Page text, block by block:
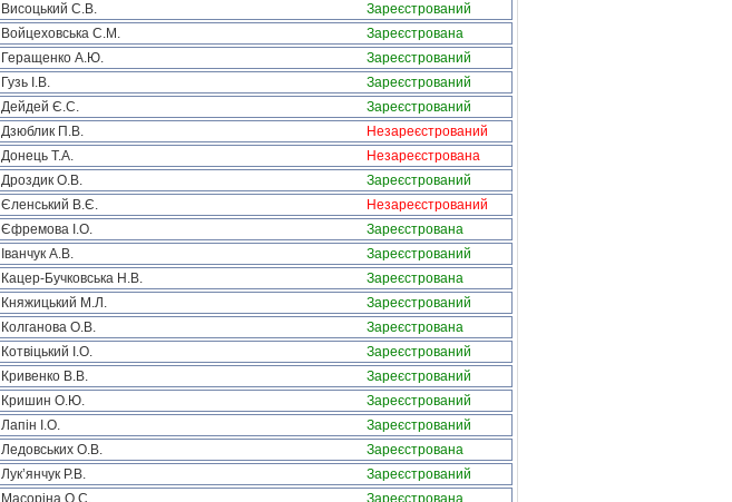
Висоцький С.В.
Зареєстрований
Войцеховська С.М.
Зареєстрована
Геращенко А.Ю.
Зареєстрований
Гузь І.В.
Зареєстрований
Дейдей Є.С.
Зареєстрований
Дзюблик П.В.
Незареєстрований
Донець Т.А.
Незареєстрована
Дроздик О.В.
Зареєстрований
Єленський В.Є.
Незареєстрований
Єфремова І.О.
Зареєстрована
Іванчук А.В.
Зареєстрований
Кацер-Бучковська Н.В.
Зареєстрована
Княжицький М.Л.
Зареєстрований
Колганова О.В.
Зареєстрована
Котвіцький І.О.
Зареєстрований
Кривенко В.В.
Зареєстрований
Кришин О.Ю.
Зареєстрований
Лапін І.О.
Зареєстрований
Ледовських О.В.
Зареєстрована
Лук’янчук Р.В.
Зареєстрований
Масоріна О.С.
Зареєстрована